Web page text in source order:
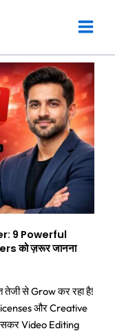
9 Powerful
को ज़रूर जानना
से Grow कर रहा है!
और Creative
Video Editing